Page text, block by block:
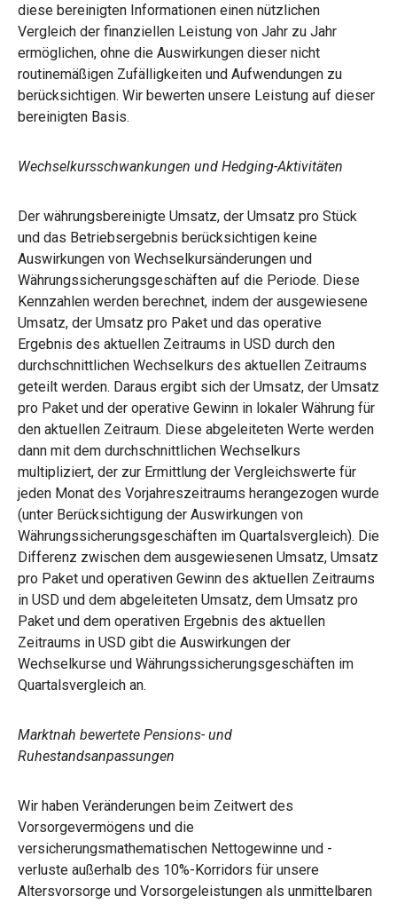
diese bereinigten Informationen einen nützlichen
Vergleich der finanziellen Leistung von Jahr zu Jahr
ermöglichen, ohne die Auswirkungen dieser nicht
routinemäßigen Zufälligkeiten und Aufwendungen zu
berücksichtigen. Wir bewerten unsere Leistung auf dieser
bereinigten Basis.
Wechselkursschwankungen und Hedging-Aktivitäten
Der währungsbereinigte Umsatz, der Umsatz pro Stück
und das Betriebsergebnis berücksichtigen keine
Auswirkungen von Wechselkursänderungen und
Währungssicherungsgeschäften auf die Periode. Diese
Kennzahlen werden berechnet, indem der ausgewiesene
Umsatz, der Umsatz pro Paket und das operative
Ergebnis des aktuellen Zeitraums in USD durch den
durchschnittlichen Wechselkurs des aktuellen Zeitraums
geteilt werden. Daraus ergibt sich der Umsatz, der Umsatz
pro Paket und der operative Gewinn in lokaler Währung für
den aktuellen Zeitraum. Diese abgeleiteten Werte werden
dann mit dem durchschnittlichen Wechselkurs
multipliziert, der zur Ermittlung der Vergleichswerte für
jeden Monat des Vorjahreszeitraums herangezogen wurde
(unter Berücksichtigung der Auswirkungen von
Währungssicherungsgeschäften im Quartalsvergleich). Die
Differenz zwischen dem ausgewiesenen Umsatz, Umsatz
pro Paket und operativen Gewinn des aktuellen Zeitraums
in USD und dem abgeleiteten Umsatz, dem Umsatz pro
Paket und dem operativen Ergebnis des aktuellen
Zeitraums in USD gibt die Auswirkungen der
Wechselkurse und Währungssicherungsgeschäften im
Quartalsvergleich an.
Marktnah bewertete Pensions- und
Ruhestandsanpassungen
Wir haben Veränderungen beim Zeitwert des
Vorsorgevermögens und die
versicherungsmathematischen Nettogewinne und -
verluste außerhalb des 10%-Korridors für unsere
Altersvorsorge und Vorsorgeleistungen als unmittelbaren